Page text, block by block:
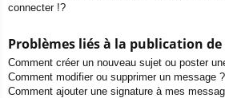
connecter !?
Problèmes liés à la publication de
Comment créer un nouveau sujet ou poster
Comment modifier ou supprimer un message ?
Comment ajouter une signature à mes